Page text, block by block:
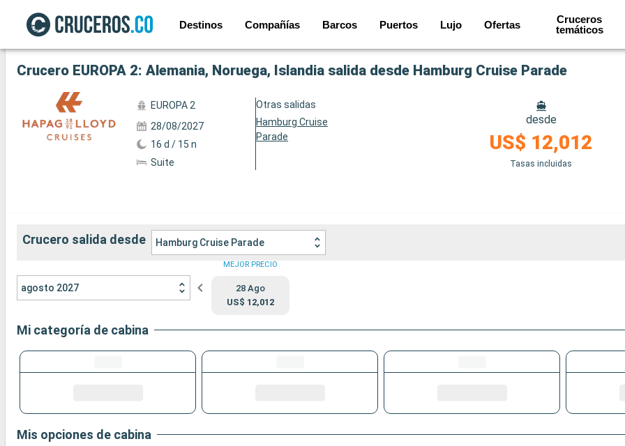
Destinos Compañías Barcos Puertos Lujo Ofertas
Cruceros
temáticos
Ver las 30 fotos siguientes
Crucero EUROPA 2: Alemania, Noruega, Islandia salida desde Hamburg Cruise Parade
EUROPA 2
28/08/2027
16 d / 15 n
Suite
Otras salidas
Hamburg Cruise
Parade
desde
US$ 12,012
Tasas incluidas
Crucero salida desde Hamburg Cruise Parade
agosto 2027
MEJOR PRECIO
28 Ago
US$ 12,012
Mi categoría de cabina
Mis opciones de cabina